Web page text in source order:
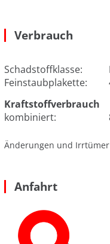
Verbrauch
Schadstoffklasse:
Feinstaubplakette:
Kraftstoffverbrauch
kombiniert:
Änderungen und
Anfahrt